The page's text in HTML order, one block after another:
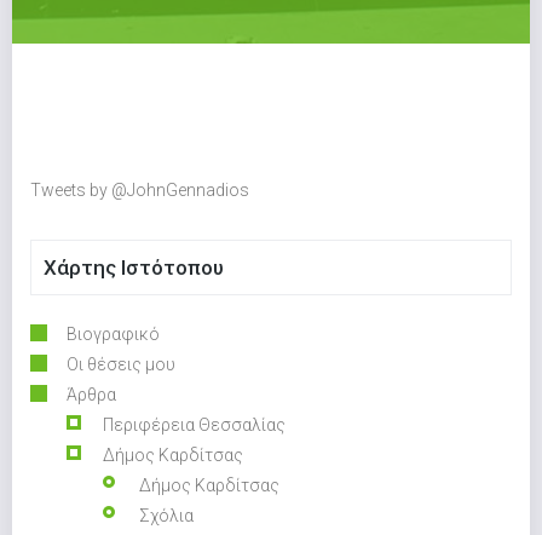
Tweets by @JohnGennadios
Χάρτης Ιστότοπου
Βιογραφικό
Οι θέσεις μου
Άρθρα
Περιφέρεια Θεσσαλίας
Δήμος Καρδίτσας
Δήμος Καρδίτσας
Σχόλια